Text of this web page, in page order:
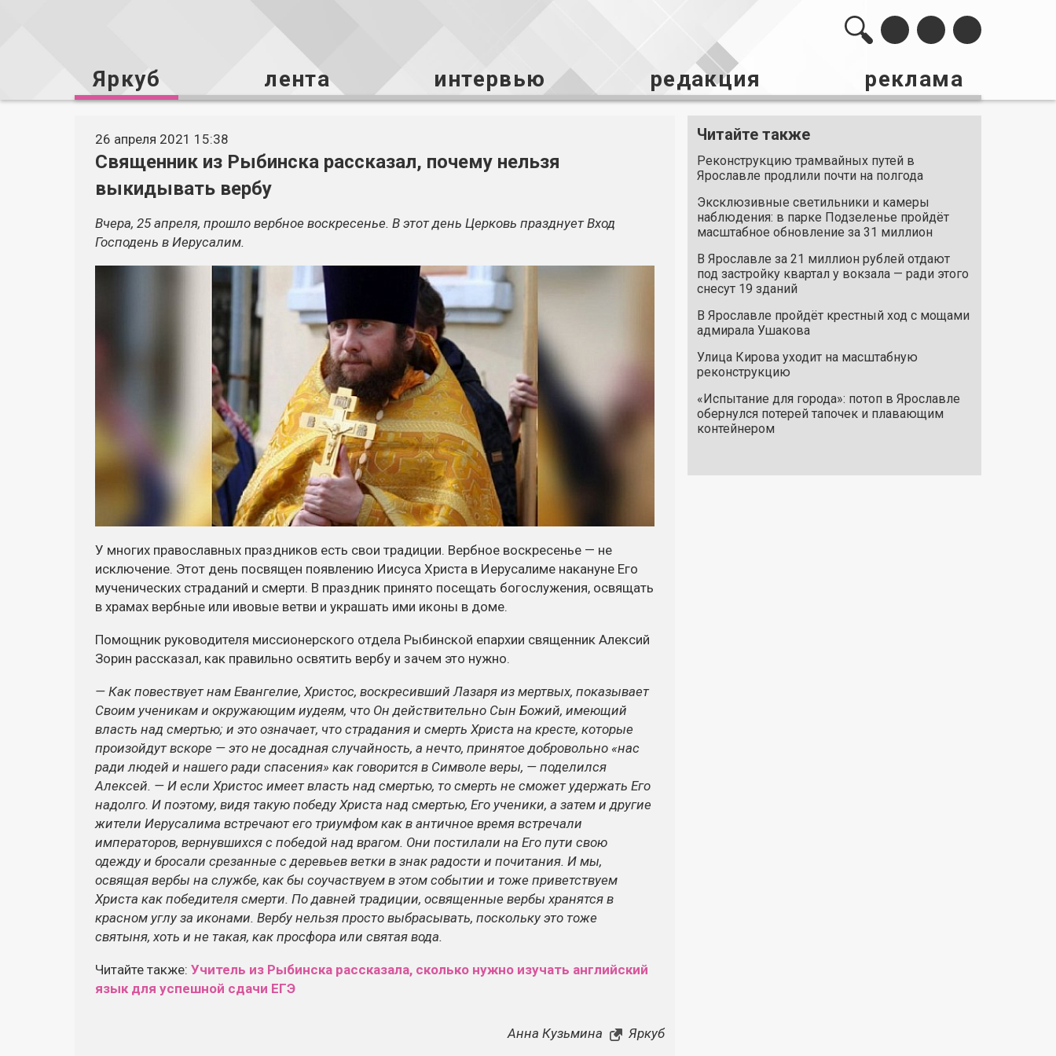
Яркуб лента интервью редакция реклама
26 апреля 2021 15:38
Священник из Рыбинска рассказал, почему нельзя
выкидывать вербу
Вчера, 25 апреля, прошло вербное воскресенье. В этот день Церковь празднует Вход
Господень в Иерусалим.
У многих православных праздников есть свои традиции. Вербное воскресенье — не
исключение. Этот день посвящен появлению Иисуса Христа в Иерусалиме накануне Его
мученических страданий и смерти. В праздник принято посещать богослужения, освящать
в храмах вербные или ивовые ветви и украшать ими иконы в доме.
Помощник руководителя миссионерского отдела Рыбинской епархии священник Алексий
Зорин рассказал, как правильно освятить вербу и зачем это нужно.
— Как повествует нам Евангелие, Христос, воскресивший Лазаря из мертвых, показывает
Своим ученикам и окружающим иудеям, что Он действительно Сын Божий, имеющий
власть над смертью; и это означает, что страдания и смерть Христа на кресте, которые
произойдут вскоре — это не досадная случайность, а нечто, принятое добровольно «нас
ради людей и нашего ради спасения» как говорится в Символе веры, — поделился
Алексей. — И если Христос имеет власть над смертью, то смерть не сможет удержать Его
надолго. И поэтому, видя такую победу Христа над смертью, Его ученики, а затем и другие
жители Иерусалима встречают его триумфом как в античное время встречали
императоров, вернувшихся с победой над врагом. Они постилали на Его пути свою
одежду и бросали срезанные с деревьев ветки в знак радости и почитания. И мы,
освящая вербы на службе, как бы соучаствуем в этом событии и тоже приветствуем
Христа как победителя смерти. По давней традиции, освященные вербы хранятся в
красном углу за иконами. Вербу нельзя просто выбрасывать, поскольку это тоже
святыня, хоть и не такая, как просфора или святая вода.
Читайте также: Учитель из Рыбинска рассказала, сколько нужно изучать английский
язык для успешной сдачи ЕГЭ
Анна Кузьмина Яркуб
Читайте также
Реконструкцию трамвайных путей в
Ярославле продлили почти на полгода
Эксклюзивные светильники и камеры
наблюдения: в парке Подзеленье пройдёт
масштабное обновление за 31 миллион
В Ярославле за 21 миллион рублей отдают
под застройку квартал у вокзала — ради этого
снесут 19 зданий
В Ярославле пройдёт крестный ход с мощами
адмирала Ушакова
Улица Кирова уходит на масштабную
реконструкцию
«Испытание для города»: потоп в Ярославле
обернулся потерей тапочек и плавающим
контейнером